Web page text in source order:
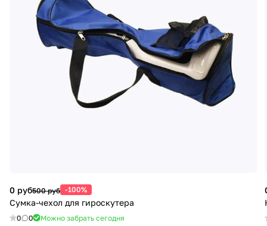
0 руб500 руб -100%
Сумка-чехол для гироскутера
0 0 Можно забрать сегодня